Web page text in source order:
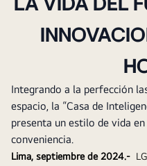
Integrando a la perfección
espacio, la “Casa de
presenta un estilo de vida
conveniencia.
Lima, septiembre de 2024.-